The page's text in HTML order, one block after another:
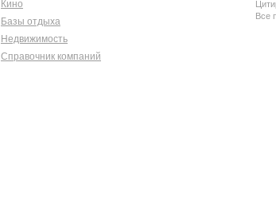
Кино
Базы отдыха
Недвижимость
Справочник компаний
Все